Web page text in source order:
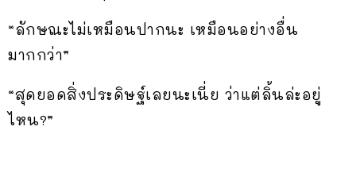
“ลักษณะไม่เหมือนปากนะ เหมือนอย่างอื่น
มากกว่า”
“สุดยอดสิ่งประดิษฐ์เลยนะเนี่ย ว่าแต่ลิ้นล่ะอยู่
ไหน?”